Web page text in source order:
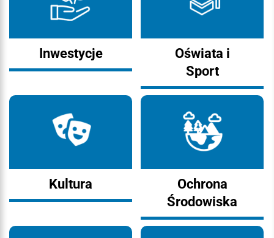
Inwestycje
Oświata i
Sport
Kultura
Ochrona
Środowiska